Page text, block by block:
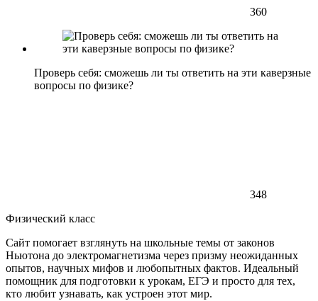
360
Проверь себя: сможешь ли ты ответить на эти каверзные
вопросы по физике?
348
Физический класс
Сайт помогает взглянуть на школьные темы от законов
Ньютона до электромагнетизма через призму неожиданных
опытов, научных мифов и любопытных фактов. Идеальный
помощник для подготовки к урокам, ЕГЭ и просто для тех,
кто любит узнавать, как устроен этот мир.